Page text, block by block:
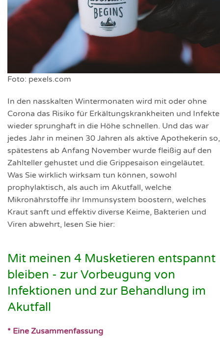
Foto: pexels.com
In den nasskalten Wintermonaten wird mit oder ohne
Corona das Risiko für Erkältungskrankheiten und Infekte
wieder sprunghaft in die Höhe schnellen. Und das war
jedes Jahr in meinen 30 Jahren als aktive Apothekerin so,
spätestens ab Anfang November wurde fleißig auf den
Zahlteller gehustet und die Grippesaison eingeläutet.
Was Sie wirklich wirksam tun können, sowohl
prophylaktisch, als auch im Akutfall, welche
Mikronährstoffe ihr Immunsystem boostern, welches
Kraut sanft und effektiv diverse Keime, Bakterien und
Viren abwehrt, lesen Sie hier:
Mit meinen 4 Musketieren entspannt
bleiben - zur Vorbeugung von
Infektionen und zur Behandlung im
Akutfall
* Eine Zusammenfassung